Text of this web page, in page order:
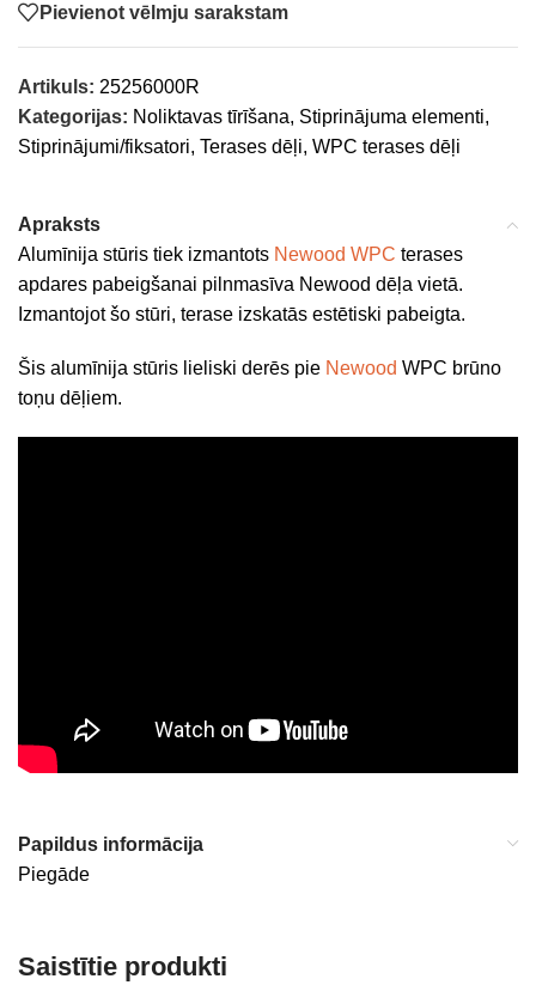
Pievienot vēlmju sarakstam
Artikuls: 25256000R
Kategorijas: Noliktavas tīrīšana, Stiprinājuma elementi,
Stiprinājumi/fiksatori, Terases dēļi, WPC terases dēļi
Apraksts
Alumīnija stūris tiek izmantots Newood WPC terases
apdares pabeigšanai pilnmasīva Newood dēļa vietā.
Izmantojot šo stūri, terase izskatās estētiski pabeigta.
Šis alumīnija stūris lieliski derēs pie Newood WPC brūno
toņu dēļiem.
Papildus informācija
Piegāde
Saistītie produkti